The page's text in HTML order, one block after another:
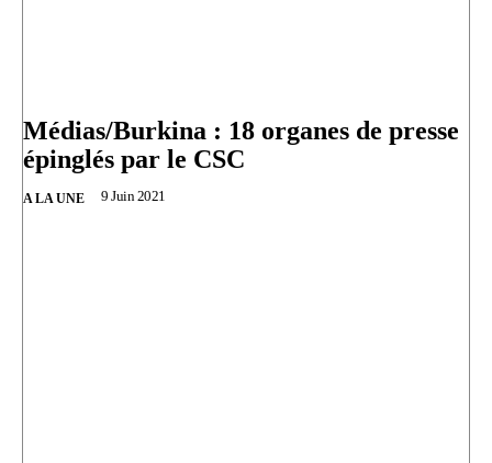
Médias/Burkina : 18 organes de presse
épinglés par le CSC
A LA UNE 9 Juin 2021